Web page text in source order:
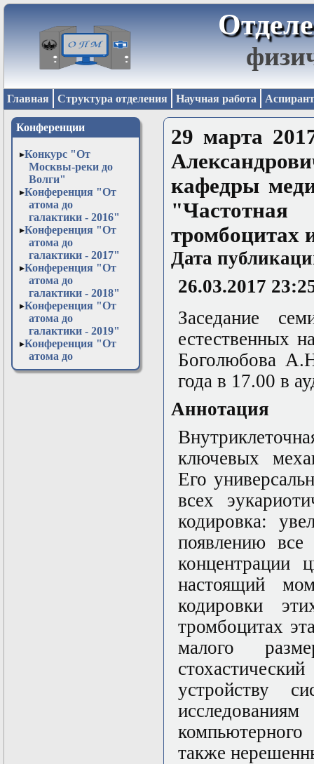
Главная Структура отделения Научная работа
Конференции
Конкурс "От
Москвы-реки до
Волги"
Конференция "От
атома до
галактики - 2016"
Конференция "От
атома до
галактики - 2017"
Конференция "От
атома до
галактики - 2018"
Конференция "От
атома до
галактики - 2019"
Конференция "От
атома до
галактики - 2020"
29 марта
кафедры
тромбоцитах
Дата
26.03.2017
Заседание
естественных
Боголюбова
года в 17.00 в
Аннотация
ключевых
Его
всех
кодировка:
появлению все
концентрации
настоящий
кодировки
тромбоцитах
малого
устройству
также